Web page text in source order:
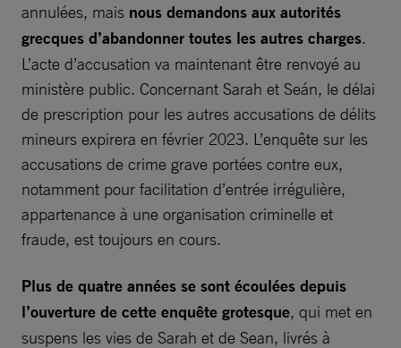
annulées, mais nous demandons aux autorités
grecques d’abandonner toutes les autres charges.
L’acte d’accusation va maintenant être renvoyé au
ministère public. Concernant Sarah et Seán, le délai
de prescription pour les autres accusations de délits
mineurs expirera en février 2023. L’enquête sur les
accusations de crime grave portées contre eux,
notamment pour facilitation d’entrée irrégulière,
appartenance à une organisation criminelle et
fraude, est toujours en cours.
Plus de quatre années se sont écoulées depuis
l’ouverture de cette enquête grotesque, qui met en
suspens les vies de Sarah et de Sean, livrés à